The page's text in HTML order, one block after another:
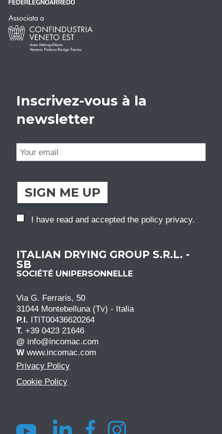
Inscrivez-vous à la
newsletter
SIGN ME UP
I have read and accepted the policy privacy.
ITALIAN DRYING GROUP S.R.L. -
SB
SOCIÉTÉ UNIPERSONNELLE
Via G. Ferraris, 50
31044 Montebelluna (Tv) - Italia
P.I. ITIT00436620264
T. +39 0423 21646
@ info@incomac.com
W www.incomac.com
Privacy Policy
Cookie Policy